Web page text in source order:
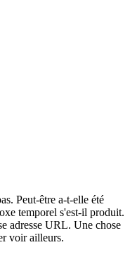
Peut-être a-t-elle été
temporel s'est-il produit.
adresse URL. Une chose
voir ailleurs.